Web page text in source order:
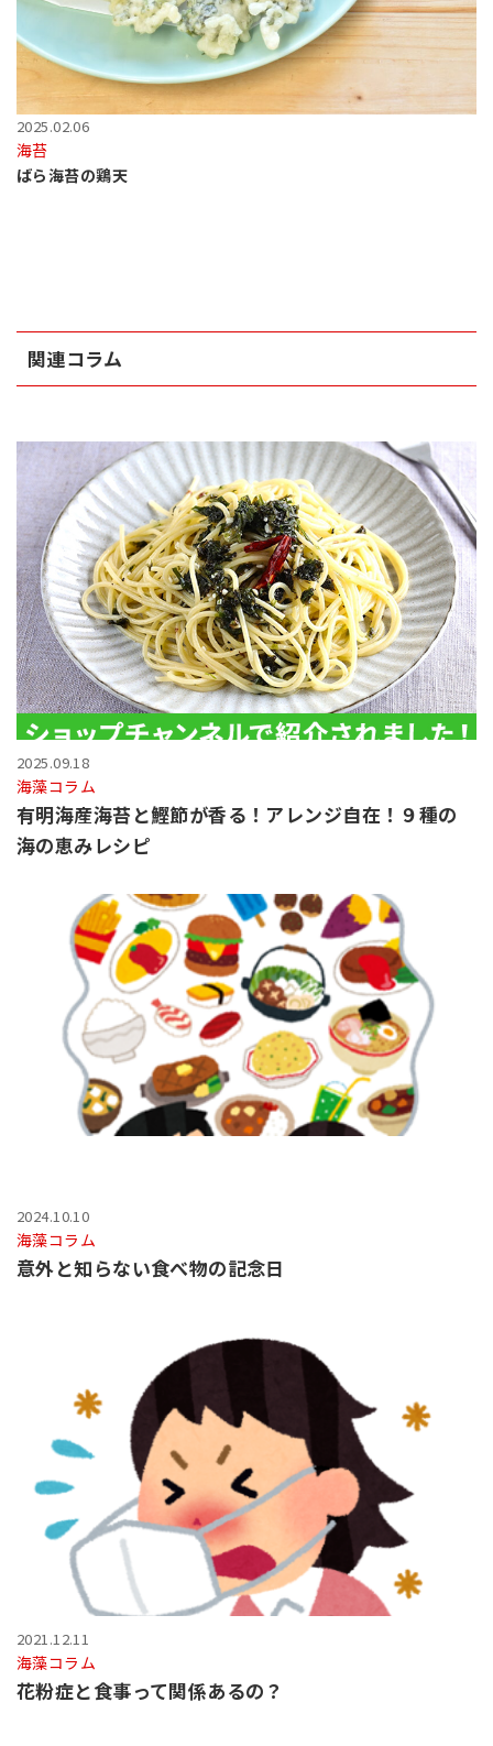
2025.02.06
海苔
ばら海苔の鶏天
関連コラム
2025.09.18
海藻コラム
有明海産海苔と鰹節が香る！アレンジ自在！９種の
海の恵みレシピ
2024.10.10
海藻コラム
意外と知らない食べ物の記念日
2021.12.11
海藻コラム
花粉症と食事って関係あるの？